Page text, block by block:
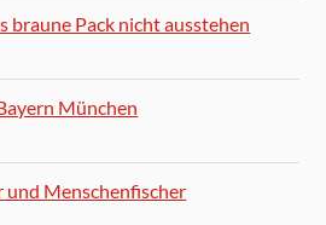
braune Pack nicht ausstehen
München
und Menschenfischer